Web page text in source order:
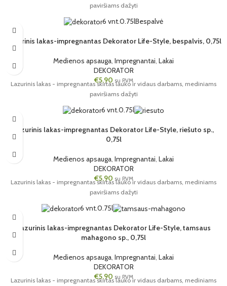
paviršiams dažyti
6 vnt.0.75lBespalvė
Lazūrinis lakas-impregnantas Dekorator Life-Style, bespalvis, 0,75l
Medienos apsauga, Impregnantai, Lakai
DEKORATOR
€5,90 su PVM
Lazurinis lakas - impregnantas skirtas lauko ir vidaus darbams, mediniams
paviršiams dažyti
6 vnt.0.75l
Lazurinis lakas-impregnantas Dekorator Life-Style, riešuto sp.,
0,75l
Medienos apsauga, Impregnantai, Lakai
DEKORATOR
€5,90 su PVM
Lazurinis lakas - impregnantas skirtas lauko ir vidaus darbams, mediniams
paviršiams dažyti
6 vnt.0.75l
Lazurinis lakas-impregnantas Dekorator Life-Style, tamsaus
mahagono sp., 0,75l
Medienos apsauga, Impregnantai, Lakai
DEKORATOR
€5,90 su PVM
Lazurinis lakas - impregnantas skirtas lauko ir vidaus darbams, mediniams